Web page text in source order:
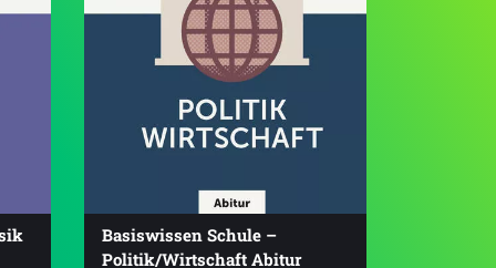
Basiswissen Schule –
Politik/Wirtschaft Abitur